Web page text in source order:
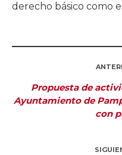
derecho básico como
Propuesta de
Ayuntamiento de
con